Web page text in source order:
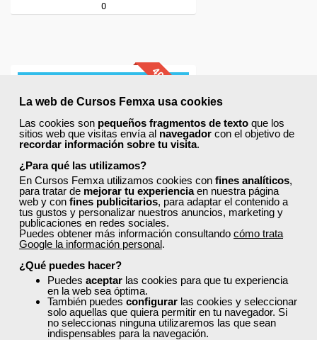
La web de Cursos Femxa usa cookies
Las cookies son pequeños fragmentos de texto que los
sitios web que visitas envía al navegador con el objetivo de
recordar información sobre tu visita.
¿Para qué las utilizamos?
En Cursos Femxa utilizamos cookies con fines analíticos,
para tratar de mejorar tu experienciaen nuestra página
web y con fines publicitarios, para adaptar el contenido a
tus gustos y personalizar nuestros anuncios, marketing y
publicaciones en redes sociales.
Puedes obtener más información consultando cómo trata
Google la información personal.
¿Qué puedes hacer?
Puedes aceptar las cookies para que tu experiencia
en la web sea óptima.
También puedes configurar las cookies y seleccionar
solo aquellas que quiera permitir en tu navegador. Si
no seleccionas ninguna utilizaremos las que sean
indispensables para la navegación.